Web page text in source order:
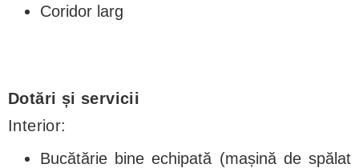
Coridor larg
Dotări și servicii
Interior:
Bucătărie bine echipată (mașină de spălat